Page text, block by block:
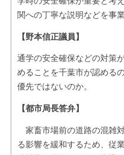
関への丁寧な説明などを事
【野本信正議員】
通学の安全確保などの対策
めることを千葉市が認める
優先ではないのか。
【都市局長答弁】
家畜市場前の道路の混雑
る影響を緩和するため、従